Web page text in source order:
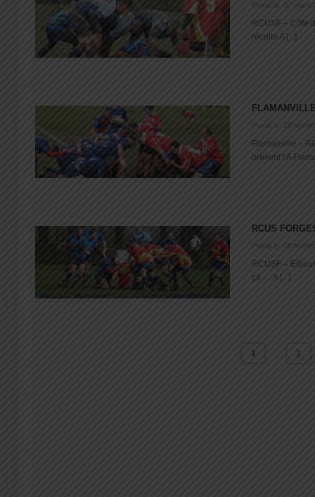
Posté le: 07 mars
RCUSF – Côte
récolte A [...]
Posté le: 29
Flamanville –
présent ! A
RCUS
Posté le: 08
RCUSF –
ça … A [...]
1 2